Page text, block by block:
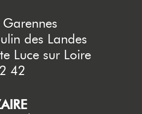
des Landes
Luce sur Loire
42